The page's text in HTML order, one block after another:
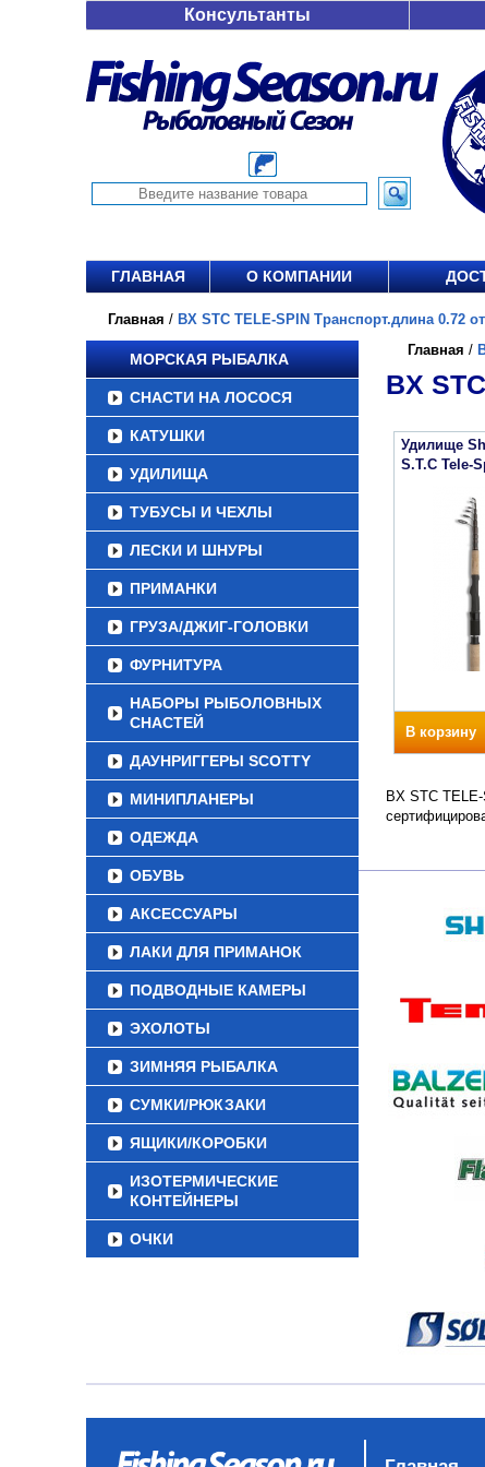
Консультанты
ГЛАВНАЯ О КОМПАНИИ
Главная / BX STC TELE-SPIN Транспорт.длина 0.72
МОРСКАЯ РЫБАЛКА
СНАСТИ НА ЛОСОСЯ
КАТУШКИ
УДИЛИЩА
ТУБУСЫ И ЧЕХЛЫ
ЛЕСКИ И ШНУРЫ
ПРИМАНКИ
ГРУЗА/ДЖИГ-ГОЛОВКИ
ФУРНИТУРА
НАБОРЫ РЫБОЛОВНЫХ
СНАСТЕЙ
ДАУНРИГГЕРЫ SCOTTY
МИНИПЛАНЕРЫ
ОДЕЖДА
ОБУВЬ
АКСЕССУАРЫ
ЛАКИ ДЛЯ ПРИМАНОК
ПОДВОДНЫЕ КАМЕРЫ
ЭХОЛОТЫ
ЗИМНЯЯ РЫБАЛКА
СУМКИ/РЮКЗАКИ
ЯЩИКИ/КОРОБКИ
ИЗОТЕРМИЧЕСКИЕ
КОНТЕЙНЕРЫ
ОЧКИ
Главная /
BX
Удилище
S.T.C Tele-
В корзину
BX STC